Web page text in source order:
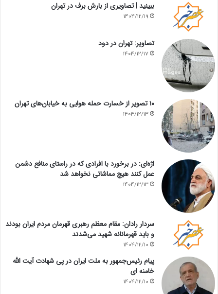
ببینید | تصاویری از بارش برف در تهران
1404/12/19
تصاویر: تهران در دود
1404/12/17
۱۰ تصویر از خسارت حمله هوایی به خیابان‌های تهران
1404/12/13
اژه‌ای: در برخورد با افرادی که در راستای منافع دشمن
عمل کنند هیچ مماشاتی نخواهد شد
1404/12/13
سردار رادان: مقام معظم رهبری قهرمان مردم ایران بودند
و باید قهرمانانه شهید می‌شدند
1404/12/10
پیام رئیس‌جمهور به ملت ایران در پی شهادت آیت الله
خامنه ای
1404/12/10